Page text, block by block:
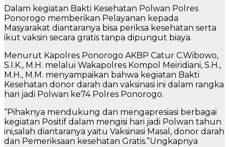
Dalam kegiatan Bakti Kesehatan Polwan Polres
Ponorogo memberikan Pelayanan kepada
Masyarakat diantaranya bisa periksa kesehatan serta
ikut vaksin secara gratis tanpa dipungut biaya.
Menurut Kapolres Ponorogo AKBP Catur C.Wibowo,
S.I.K., M.H. melalui Wakapolres Kompol Meiridiani, S.H.,
M.H., M.M. menyampaikan bahwa kegiatan Bakti
Kesehatan donor darah dan vaksinasi ini dalam rangka
hari jadi Polwan ke74 Polres Ponorogo.
“Pihaknya mendukung dan mengapresiasi berbagai
kegiatan Positif dalam mengisi hari jadi Polwan tahun
ini,salah diantaranya yaitu Vaksinasi Masal, donor darah
dan Pemeriksaan kesehatan Gratis.”Ungkapnya